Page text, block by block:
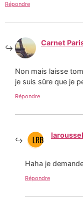
Répondre
Carnet
Non mais laisse
je suis sûre que je
Répondre
Haha je
Répondre